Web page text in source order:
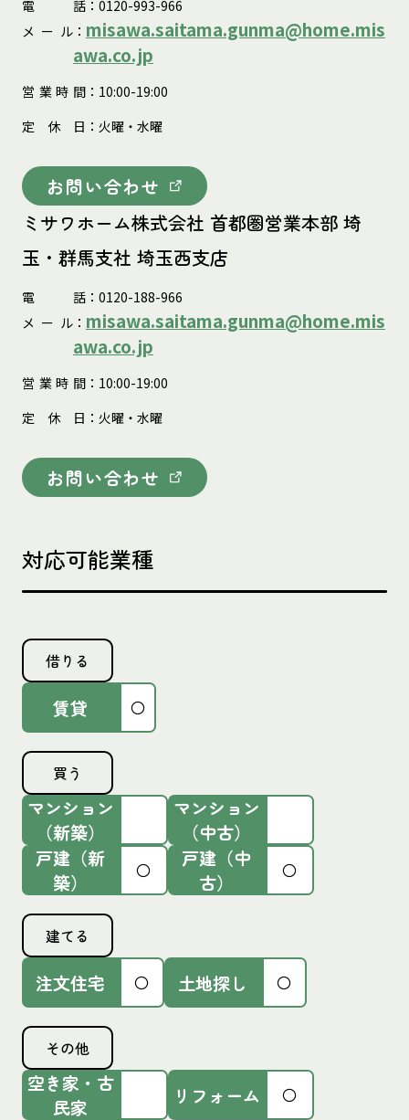
電 話：0120-993-966
メ ー ル： misawa.saitama.gunma@home.mis
awa.co.jp
営 業 時 間：10:00-19:00
定
休 日 ：火曜・水曜
お問い合わせ
ミサワホーム株式会社 首都圏営業本部 埼
玉・群馬支社 埼玉西支店
電 話：0120-188-966
メ ー ル： misawa.saitama.gunma@home.mis
awa.co.jp
営 業 時 間：10:00-19:00
定
休 日 ：火曜・水曜
お問い合わせ
対応可能業種
借りる
賃貸 〇
買う
マンション
（新築）
マンション
（中古）
戸建（新
築）
〇
戸建（中
古）
〇
建てる
注文住宅 〇 土地探し 〇
その他
空き家・古
民家
リフォーム 〇